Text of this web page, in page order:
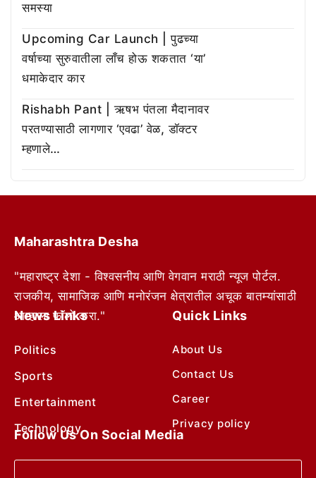
समस्या
Upcoming Car Launch | पुढच्या
वर्षाच्या सुरुवातीला लाँच होऊ शकतात ‘या’
धमाकेदार कार
Rishabh Pant | ऋषभ पंतला मैदानावर
परतण्यासाठी लागणार ‘एवढा’ वेळ, डॉक्टर
म्हणाले…
Maharashtra Desha
"महाराष्ट्र देशा - विश्वसनीय आणि वेगवान मराठी न्यूज पोर्टल.
राजकीय, सामाजिक आणि मनोरंजन क्षेत्रातील अचूक बातम्यांसाठी
आम्हाला फॉलो करा."
News Links
Politics
Sports
Entertainment
Technology
Quick Links
About Us
Contact Us
Career
Privacy policy
Follow Us On Social Media